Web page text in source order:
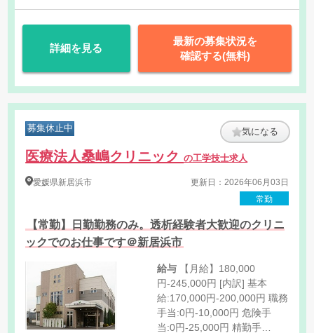
詳細を見る
最新の募集状況を
確認する(無料)
募集休止中 気になる
医療法人桑嶋クリニックの工学技士求人
愛媛県新居浜市
更新日：2026年06月03日
常勤
【常勤】日勤勤務のみ。透析経験者大歓迎のクリニ
ックでのお仕事です＠新居浜市
給与
円-245,000円 [内訳] 基本
給:170,000円-200,000円 職務
手当:0円-10,000円 危険手
当:0円-25,000円 精勤手